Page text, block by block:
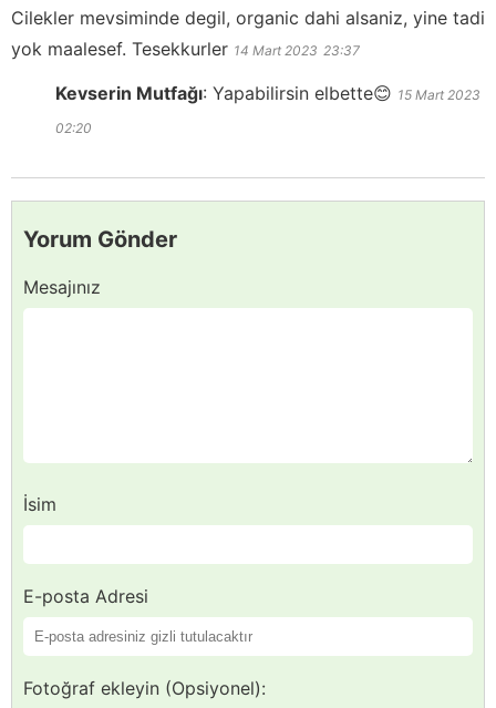
Cilekler mevsiminde degil, organic dahi alsaniz, yine tadi
yok maalesef. Tesekkurler 14 Mart 2023 23:37
Kevserin Mutfağı: Yapabilirsin elbette😊 15 Mart 2023
02:20
Yorum Gönder
Mesajınız
İsim
E-posta Adresi
Fotoğraf ekleyin (Opsiyonel):